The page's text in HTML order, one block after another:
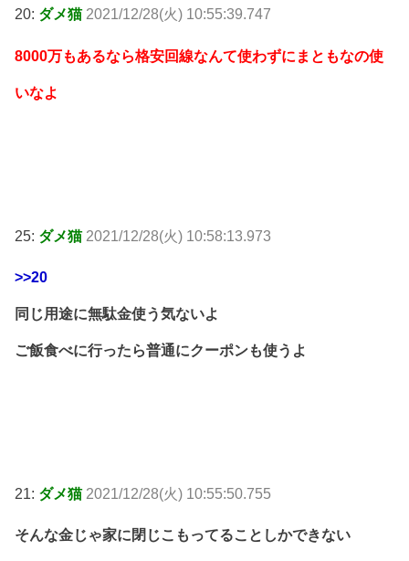
20: ダメ猫 2021/12/28(火) 10:55:39.747
8000万もあるなら格安回線なんて使わずにまともなの使
いなよ
25: ダメ猫 2021/12/28(火) 10:58:13.973
>>20
同じ用途に無駄金使う気ないよ
ご飯食べに行ったら普通にクーポンも使うよ
21: ダメ猫 2021/12/28(火) 10:55:50.755
そんな金じゃ家に閉じこもってることしかできない